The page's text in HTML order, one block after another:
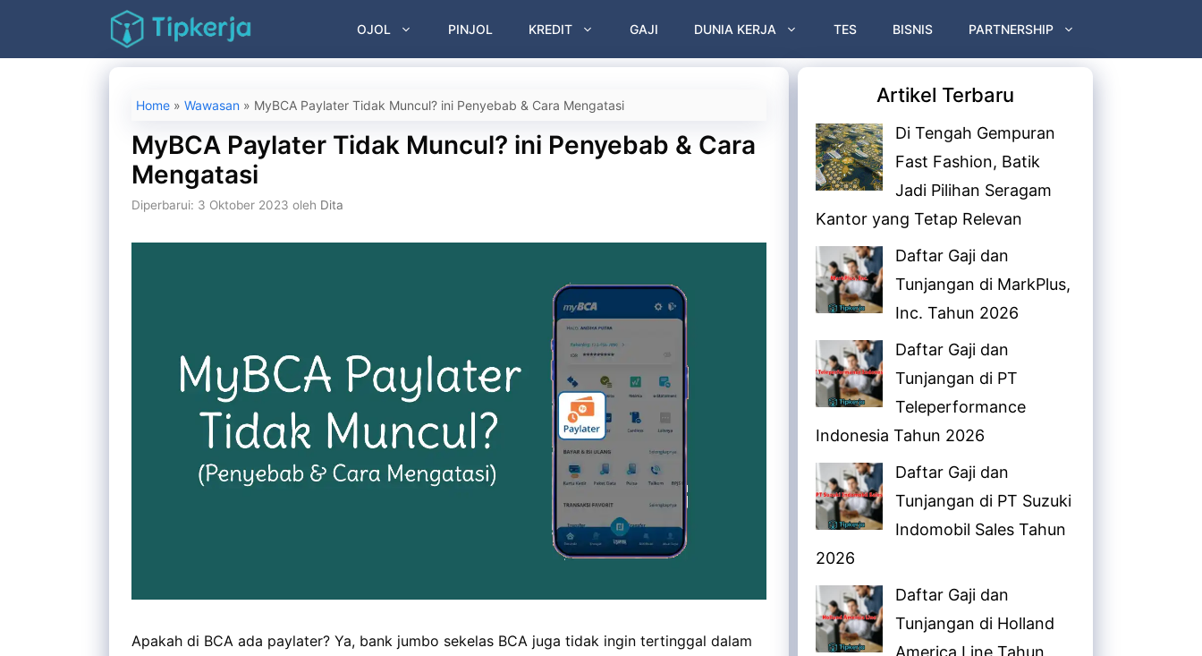
isi
OJOL PINJOL KREDIT GAJI DUNIA KERJA TES BISNIS PARTNERSHIP
Home » Wawasan » MyBCA Paylater Tidak Muncul? ini Penyebab & Cara Mengatasi
MyBCA Paylater Tidak Muncul? ini Penyebab & Cara
Mengatasi
Diperbarui: 3 Oktober 2023 oleh Dita
Apakah di BCA ada paylater? Ya, bank jumbo sekelas BCA juga tidak ingin tertinggal dalam
Artikel Terbaru
Di Tengah Gempuran
Fast Fashion, Batik
Jadi Pilihan Seragam
Kantor yang Tetap Relevan
Daftar Gaji dan
Tunjangan di MarkPlus,
Inc. Tahun 2026
Daftar Gaji dan
Tunjangan di PT
Teleperformance
Indonesia Tahun 2026
Daftar Gaji dan
Tunjangan di PT Suzuki
Indomobil Sales Tahun
2026
Daftar Gaji dan
Tunjangan di Holland
America Line Tahun